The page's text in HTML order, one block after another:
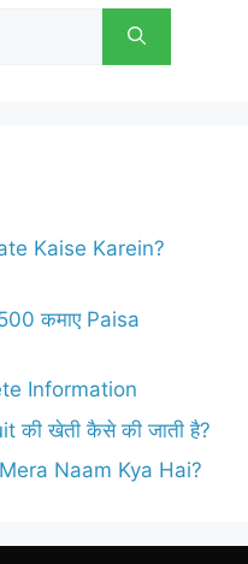
Kaise Karein?
कमाए Paisa
Information
की खेती कैसे की जाती है?
Mera Naam Kya Hai?